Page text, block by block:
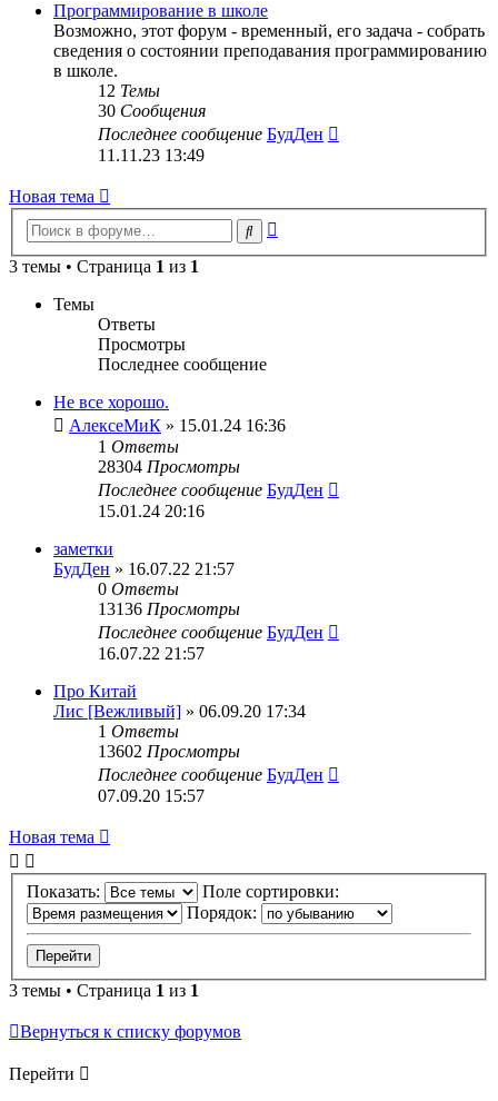
Программирование в школе
Возможно, этот форум - временный, его задача - собрать
сведения о состоянии преподавания программированию
в школе.
12 Темы
30 Сообщения
Последнее сообщение БудДен
11.11.23 13:49
Новая тема
Поиск
3 темы • Страница 1 из 1
Темы
Ответы
Просмотры
Последнее сообщение
Не все хорошо.
АлексеМиК » 15.01.24 16:36
1 Ответы
28304 Просмотры
Последнее сообщение БудДен
15.01.24 20:16
заметки
БудДен » 16.07.22 21:57
0 Ответы
13136 Просмотры
Последнее сообщение БудДен
16.07.22 21:57
Про Китай
Лис [Вежливый] » 06.09.20 17:34
1 Ответы
13602 Просмотры
Последнее сообщение БудДен
07.09.20 15:57
Новая тема
Показать:
Поле сортировки:
Порядок:
3 темы • Страница 1 из 1
Вернуться к списку форумов
Перейти